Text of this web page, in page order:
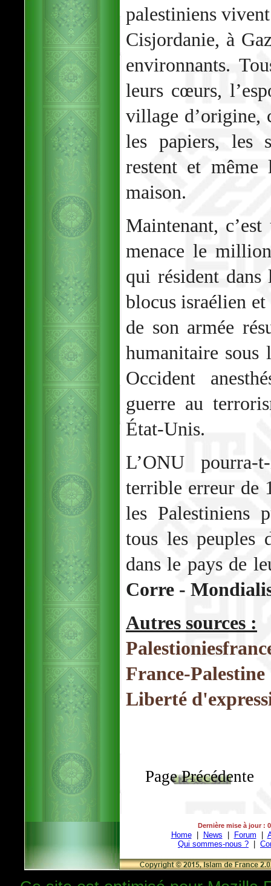
palestiniens
Cisjordanie, à
environnants.
leurs cœurs,
village d’origine,
les papiers, les
restent et
maison.
Maintenant,
menace le
qui résident dans
blocus israélien et
de son armée
humanitaire sous
Occident
guerre au
État-Unis.
L’ONU
terrible erreur de
les Palestiniens
tous les peuples
dans le pays de
Corre -
Autres sources :
France-Palestine
Liberté
Page Précédente
Dernière mise à jour :
Home| News Forum
Qui sommes-nous ?